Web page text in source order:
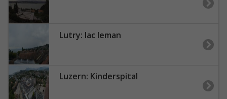
Lutry: lac leman
Luzern: Kinderspital